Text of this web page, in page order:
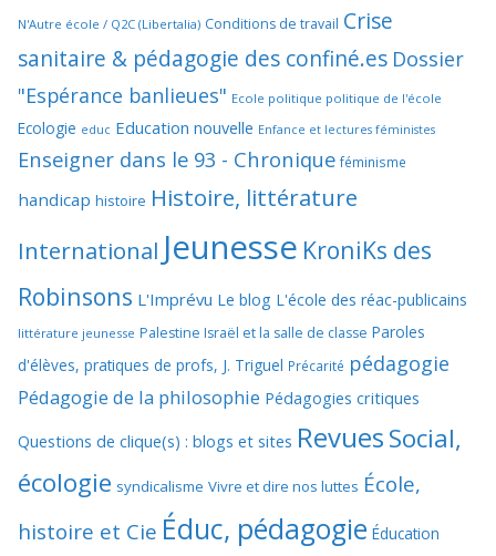
N'Autre école / Q2C (Libertalia) Conditions de travail Crise
sanitaire & pédagogie des confiné.es Dossier
"Espérance banlieues" Ecole politique politique de l'école
Ecologie educ Education nouvelle Enfance et lectures féministes
Enseigner dans le 93 - Chronique féminisme
handicap histoire Histoire, littérature
International Jeunesse KroniKs des
Robinsons L'Imprévu Le blog L'école des réac-publicains
littérature jeunesse Palestine Israël et la salle de classe Paroles
d'élèves, pratiques de profs, J. Triguel Précarité pédagogie
Pédagogie de la philosophie Pédagogies critiques
Questions de clique(s) : blogs et sites RevuesSocial,
écologie syndicalisme Vivre et dire nos luttes École,
histoire et Cie Éduc, pédagogie Éducation